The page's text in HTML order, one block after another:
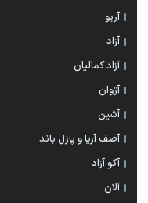
آریو
آزاد
آزاد کمالیان
آژوان
آشین
آصف آریا و پازل باند
آکو آزاد
آلان